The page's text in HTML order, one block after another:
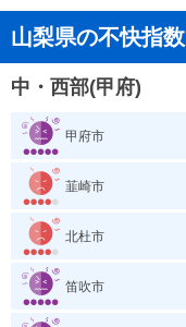
山梨県の不快指数
中・西部(甲府)
甲府市
韮崎市
北杜市
笛吹市